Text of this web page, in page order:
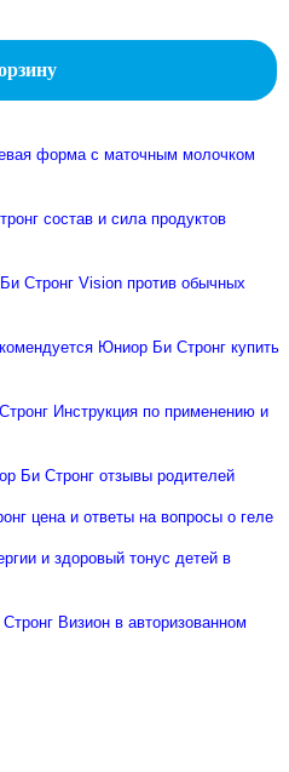
форма с маточным молочком
состав и сила продуктов
Стронг Vision против обычных
Юниор Би Стронг купить
Инструкция по применению и
Би Стронг отзывы родителей
цена и ответы на вопросы о геле
и здоровый тонус детей в
Визион в авторизованном